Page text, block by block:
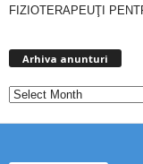
FIZIOTERAPEUŢI
Arhiva anunturi